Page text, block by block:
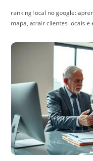
ranking local no google:
mapa, atrair clientes locais